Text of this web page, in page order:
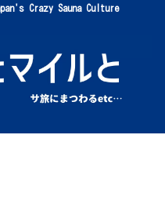
Crazy Sauna Culture